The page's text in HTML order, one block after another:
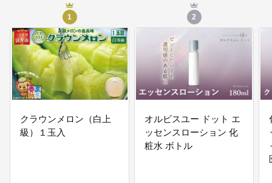
06
6.建設保全
持続的なインフラメンテナンスの
推進、上下水道の持続可能な経
営、水害等に強いまちづくり
07
7.産業経済
産業の新たな展開の推進、経営力
の高い農業の振興、魅力的な商
1
クラウンメロン（白上
級）１玉入
2
オルビスユー ドット エ
ッセンスローション 化
粧水 ボトル